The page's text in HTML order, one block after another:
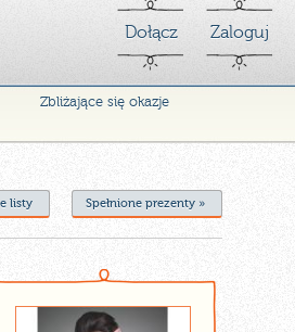
Dołącz Zaloguj
Zbliżające się okazje
Spełnione prezenty »
listy